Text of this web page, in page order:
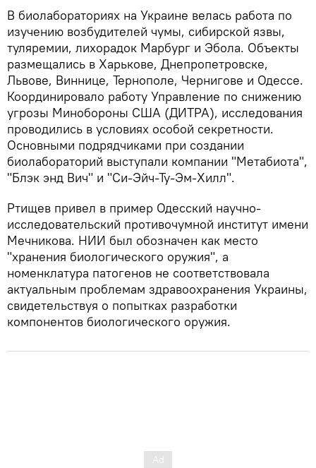
В биолабораториях на Украине велась работа по
изучению возбудителей чумы, сибирской язвы,
туляремии, лихорадок Марбург и Эбола. Объекты
размещались в Харькове, Днепропетровске,
Львове, Виннице, Тернополе, Чернигове и Одессе.
Координировало работу Управление по снижению
угрозы Минобороны США (ДИТРА), исследования
проводились в условиях особой секретности.
Основными подрядчиками при создании
биолабораторий выступали компании "Метабиота",
"Блэк энд Вич" и "Си-Эйч-Ту-Эм-Хилл".
Ртищев привел в пример Одесский научно-
исследовательский противочумной институт имени
Мечникова. НИИ был обозначен как место
"хранения биологического оружия", а
номенклатура патогенов не соответствовала
актуальным проблемам здравоохранения Украины,
свидетельствуя о попытках разработки
компонентов биологического оружия.